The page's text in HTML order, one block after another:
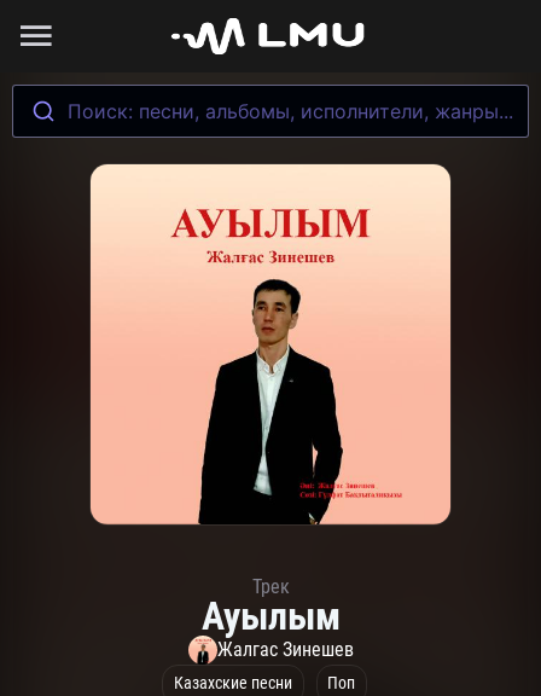
Поиск: песни, альбомы, исполнители, жанры...
Трек
Ауылым
Жалгас Зинешев
Казахские песни Поп